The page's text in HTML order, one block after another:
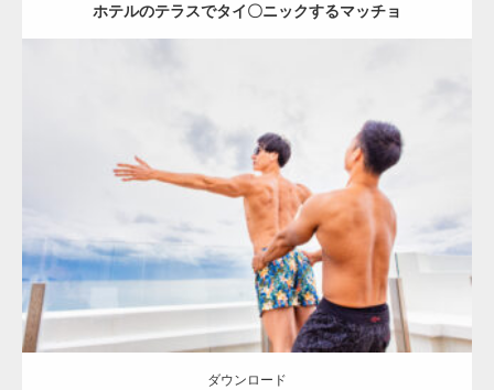
ホテルのテラスでタイ〇ニックするマッチョ
Update:2023.02.11
Category:ホテルのマッチョ オレンジの人
AKIHITO(細マッチョ)
TOSHI(大胸筋) 背中 宗像 (福岡)
ダウンロード
ダウンロード